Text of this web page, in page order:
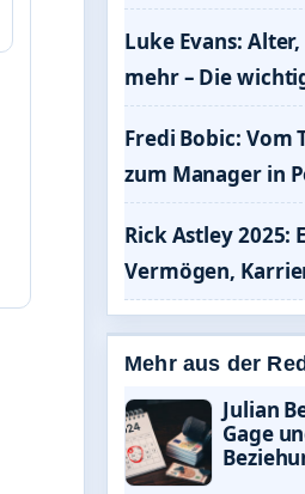
Luke Evans:
mehr – Die
Fredi Bobic: Vom
zum Manager in
Rick Astley 2025:
Vermögen,
Mehr aus der
Julian
Gage